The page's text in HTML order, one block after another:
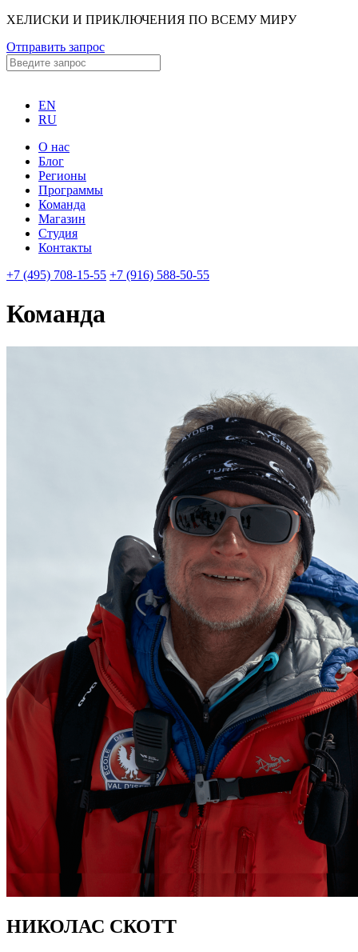
ХЕЛИСКИ И ПРИКЛЮЧЕНИЯ ПО ВСЕМУ МИРУ
Отправить запрос
EN
RU
О нас
Блог
Регионы
Программы
Команда
Магазин
Студия
Контакты
+7 (495) 708-15-55 +7 (916) 588-50-55
Команда
НИКОЛАС СКОТТ